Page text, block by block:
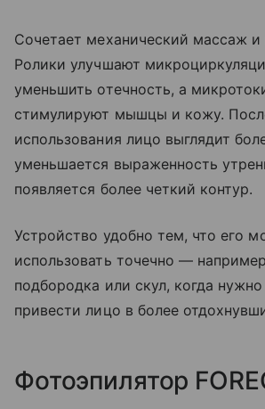
Сочетает механический массаж
Ролики улучшают
уменьшить отечность, а
стимулируют мышцы и кожу.
использования лицо выглядит
уменьшается выраженность
появляется более четкий контур.
Устройство удобно тем, что его
использовать точечно —
подбородка или скул, когда
привести лицо в более
Фотоэпилятор